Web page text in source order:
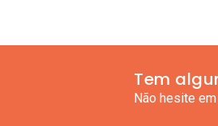
Tem
Não hesite